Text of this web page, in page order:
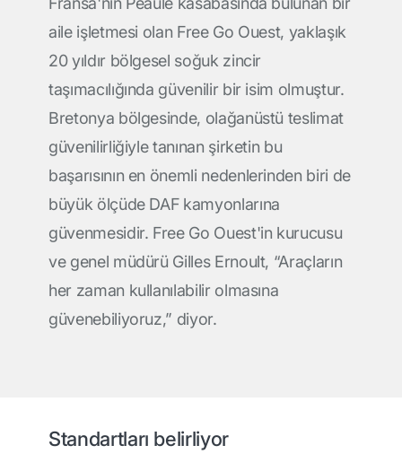
aile işletmesi olan Free Go Ouest, yaklaşık
20 yıldır bölgesel soğuk zincir
taşımacılığında güvenilir bir isim olmuştur.
Bretonya bölgesinde, olağanüstü teslimat
güvenilirliğiyle tanınan şirketin bu
başarısının en önemli nedenlerinden biri de
büyük ölçüde DAF kamyonlarına
güvenmesidir. Free Go Ouest'in kurucusu
ve genel müdürü Gilles Ernoult, “Araçların
her zaman kullanılabilir olmasına
güvenebiliyoruz,” diyor.
Standartları belirliyor